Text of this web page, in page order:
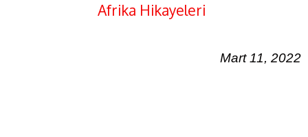
Afrika Hikayeleri
Mart 11, 2022